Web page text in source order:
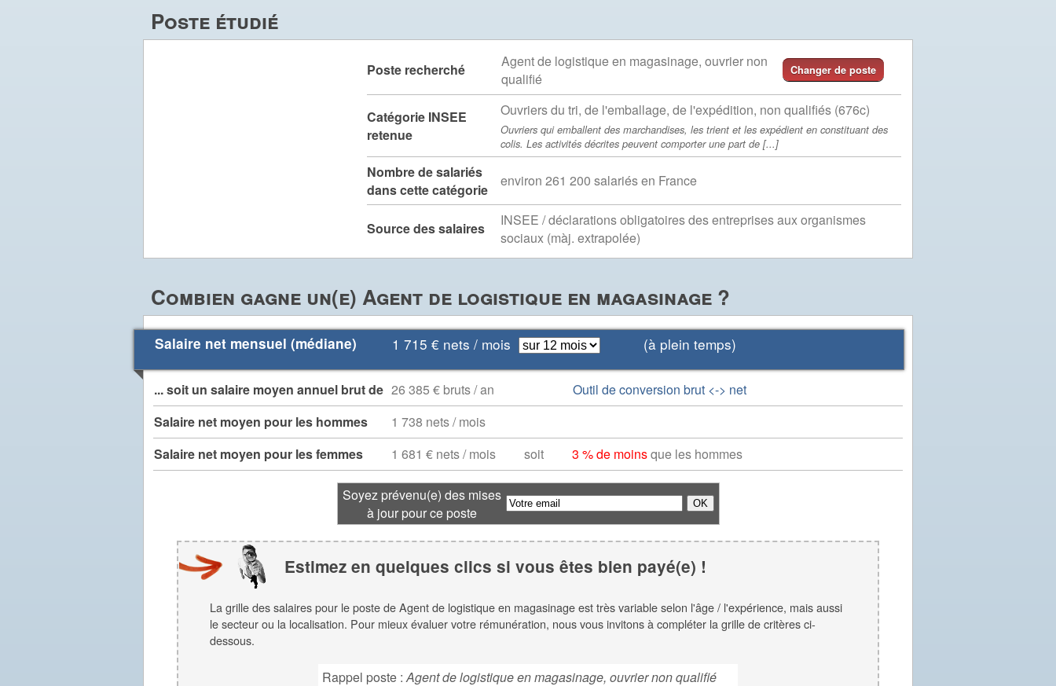
Poste étudié
Poste recherché
Agent de logistique en magasinage, ouvrier non
qualifié
Changer de poste
Catégorie INSEE
retenue
Ouvriers du tri, de l'emballage, de l'expédition, non qualifiés (676c)
Ouvriers qui emballent des marchandises, les trient et les expédient en constituant des
colis. Les activités décrites peuvent comporter une part de [...]
Nombre de salariés
dans cette catégorie
environ 261 200 salariés en France
Source des salaires
INSEE / déclarations obligatoires des entreprises aux organismes
sociaux (màj. extrapolée)
Combien gagne un(e) Agent de logistique en magasinage ?
Salaire net mensuel (médiane) 1 715 € nets / mois (à plein temps)
... soit un salaire moyen annuel brut de 26 385 € bruts / an
Outil de conversion brut <-> net
Salaire net moyen pour les hommes
1 738 nets / mois
Salaire net moyen pour les femmes
1 681 € nets / mois soit 3 % de moinsque les hommes
Soyez prévenu(e) des mises
à jour pour ce poste
Estimez en quelques clics si vous êtes bien payé(e) !
La grille des salaires pour le poste de Agent de logistique en magasinage est très variable selon l'âge / l'expérience, mais aussi
le secteur ou la localisation. Pour mieux évaluer votre rémunération, nous vous invitons à compléter la grille de critères ci-
dessous.
Rappel poste :Agent de logistique en magasinage, ouvrier non qualifié